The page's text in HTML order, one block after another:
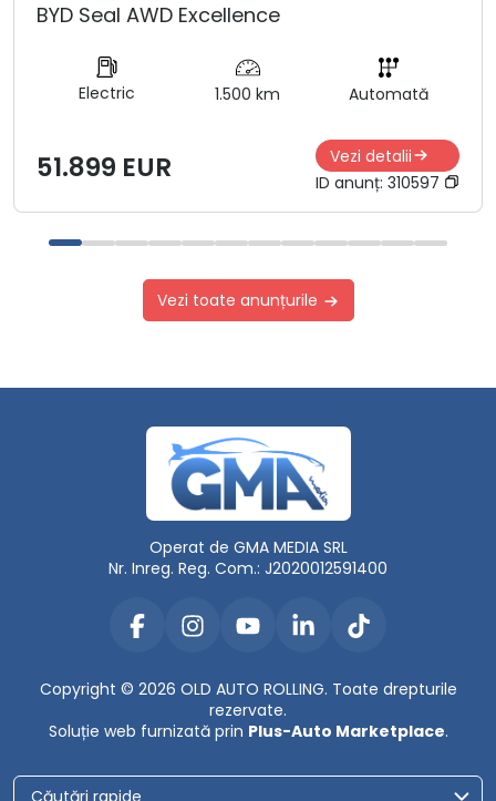
BYD Seal AWD Excellence
Electric 1.500 km Automată
51.899 EUR
Vezi detalii
ID anunț: 310597
Vezi toate anunțurile
Operat de GMA MEDIA SRL
Nr. Inreg. Reg. Com.: J2020012591400
Copyright © 2026 OLD AUTO ROLLING. Toate drepturile
rezervate.
Soluție web furnizată prin Plus-Auto Marketplace.